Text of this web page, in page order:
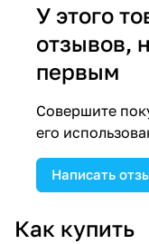
У этого
отзывов,
первым
Совершите
его
Написать
Как купить